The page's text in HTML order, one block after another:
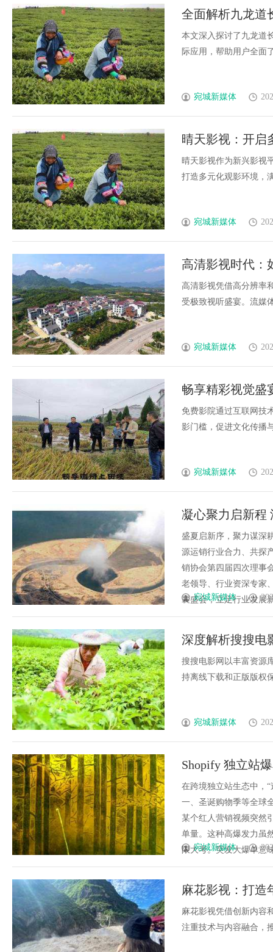
全面解析九龙道
本文深入探讨了九龙道
际应用，帮助用户全面
宛城新媒体
晴天影视：开启
晴天影视作为新兴影视
打造多元化观影环境，
宛城新媒体
高清影视时代：
高清影视凭借高分辨率
受极致视听盛宴。流媒
宛城新媒体
畅享精彩视觉盛
免费影院通过互联网技
影门槛，促进文化传播
宛城新媒体
凝心聚力启新
第四届四次理事
盛夏启新序，聚力谋深
源运销行业合力、共探
销协会第四届四次理事
老领导、行业资深专家
襄盛会，立足行业发展
宛城新媒体
深度解析搜搜电
搜搜电影网以丰富资源
持离线下载和正版版权
宛城新媒体
Shopify 独立站
周转效率？
在跨境独立站生态中，
一、圣诞购物季等全球
某个红人营销视频突然
单量。这种高爆发力虽
限大考。突发大爆单意
宛城新媒体
麻花影视：打造
麻花影视凭借创新内容
注重技术与内容融合，